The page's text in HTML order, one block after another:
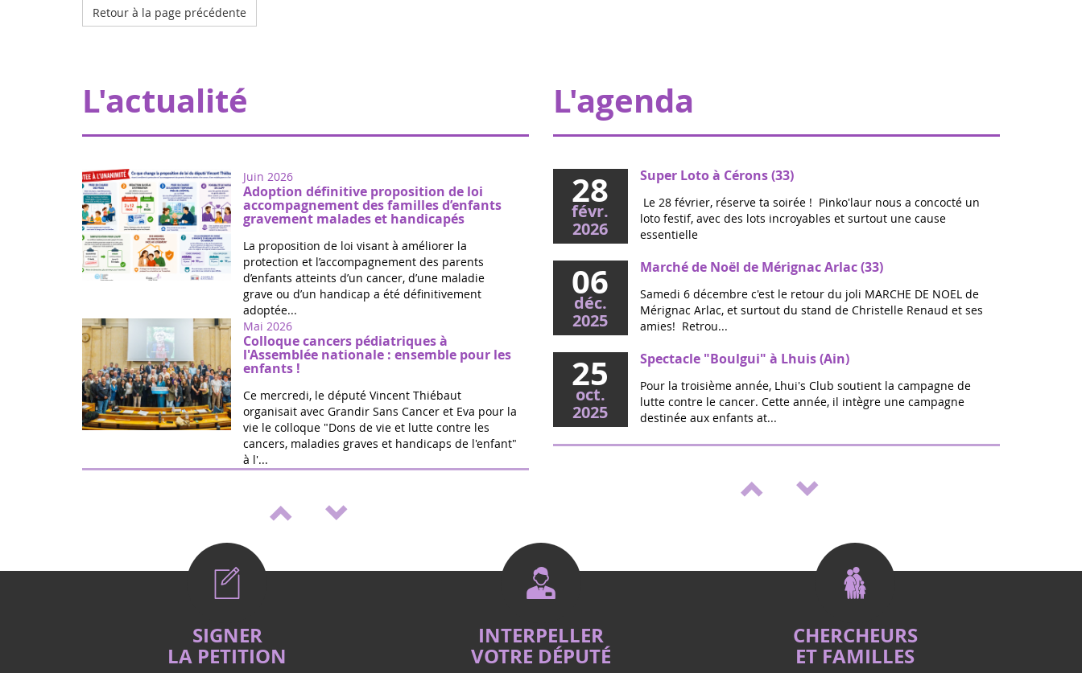
Retour à la page précédente
L'actualité
Juin 2026
Adoption définitive proposition de loi
accompagnement des familles d’enfants
gravement malades et handicapés
La proposition de loi visant à améliorer la
protection et l’accompagnement des parents
d’enfants atteints d’un cancer, d’une maladie
grave ou d’un handicap a été définitivement
adoptée...
Mai 2026
Colloque cancers pédiatriques à
l'Assemblée nationale : ensemble pour les
enfants !
Ce mercredi, le député Vincent Thiébaut
organisait avec Grandir Sans Cancer et Eva pour la
vie le colloque "Dons de vie et lutte contre les
cancers, maladies graves et handicaps de l'enfant"
à l'...
Mai 2026
de loi de Marie Récalde votée
vie et la fédération Grandir Sans Cancer, la
proposition de loi portée par Marie Récalde pour
Vote (2è lecture) PPL de Vincent Thiébaut -
cancers et handicaps de l'enfant
La proposition de loi de Vincent Thiébaut, qui a
L'agenda
28
févr.
2026
Super Loto à Cérons (33)
Le 28 février, réserve ta soirée ! Pinko'laur nous a concocté un
loto festif, avec des lots incroyables et surtout une cause
essentielle
06
déc.
2025
Marché de Noël de Mérignac Arlac (33)
Samedi 6 décembre c'est le retour du joli MARCHE DE NOEL de
Mérignac Arlac, et surtout du stand de Christelle Renaud et ses
amies! Retrou...
25
oct.
2025
Spectacle "Boulgui" à Lhuis (Ain)
Pour la troisième année, Lhui's Club soutient la campagne de
lutte contre le cancer. Cette année, il intègre une campagne
destinée aux enfants at...
O Source -Salon bien être & Vitalité à St Médard en
Cette année la rentrée sera ZEN : A Saint Médard en jalles,
16sept.
Rassemblement "Septembre en or" à St Médard en
En soutien à la lutte contre les cancers pédiatriques, en
mémoire des enfants comme Eva qui nous ont quittés, un
22
Vous habitez dans le Puy de Dôme ? Rendez-vous à BEaumont
SIGNER
LA PETITION
INTERPELLER
VOTRE DÉPUTÉ
CHERCHEURS
ET FAMILLES